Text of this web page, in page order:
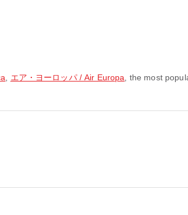
エア・ヨーロッパ / Air Europa , the most